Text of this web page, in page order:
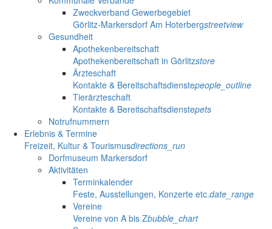
Zweckverband Gewerbegebiet
Görlitz-Markersdorf Am Hoterbergstreetview
Gesundheit
Apothekenbereitschaft
Apothekenbereitschaft in Görlitzstore
Ärzteschaft
Kontakte & Bereitschaftsdienstepeople_outline
Tierärzteschaft
Kontakte & Bereitschaftsdienstepets
Notrufnummern
Erlebnis & Termine
Freizeit, Kultur & Tourismusdirections_run
Dorfmuseum Markersdorf
Aktivitäten
Terminkalender
Feste, Ausstellungen, Konzerte etc.date_range
Vereine
Vereine von A bis Zbubble_chart